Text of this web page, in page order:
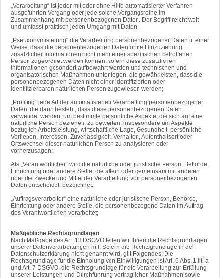
„Verarbeitung“ ist jeder mit oder ohne Hilfe automatisierter Verfahren
ausgeführten Vorgang oder jede solche Vorgangsreihe im
Zusammenhang mit personenbezogenen Daten. Der Begriff reicht weit
und umfasst praktisch jeden Umgang mit Daten.
„Pseudonymisierung“ die Verarbeitung personenbezogener Daten in einer
Weise, dass die personenbezogenen Daten ohne Hinzuziehung
zusätzlicher Informationen nicht mehr einer spezifischen betroffenen
Person zugeordnet werden können, sofern diese zusätzlichen
Informationen gesondert aufbewahrt werden und technischen und
organisatorischen Maßnahmen unterliegen, die gewährleisten, dass die
personenbezogenen Daten nicht einer identifizierten oder
identifizierbaren natürlichen Person zugewiesen werden;
„Profiling“ jede Art der automatisierten Verarbeitung personenbezogener
Daten, die darin besteht, dass diese personenbezogenen Daten
verwendet werden, um bestimmte persönliche Aspekte, die sich auf eine
natürliche Person beziehen, zu bewerten, insbesondere um Aspekte
bezüglich Arbeitsleistung, wirtschaftliche Lage, Gesundheit, persönliche
Vorlieben, Interessen, Zuverlässigkeit, Verhalten, Aufenthaltsort oder
Ortswechsel dieser natürlichen Person zu analysieren oder
vorherzusagen;
Als „Verantwortlicher“ wird die natürliche oder juristische Person, Behörde,
Einrichtung oder andere Stelle, die allein oder gemeinsam mit anderen
über die Zwecke und Mittel der Verarbeitung von personenbezogenen
Daten entscheidet, bezeichnet.
„Auftragsverarbeiter“ eine natürliche oder juristische Person, Behörde,
Einrichtung oder andere Stelle, die personenbezogene Daten im Auftrag
des Verantwortlichen verarbeitet;
Maßgebliche Rechtsgrundlagen
Nach Maßgabe des Art. 13 DSGVO teilen wir Ihnen die Rechtsgrundlagen
unserer Datenverarbeitungen mit. Sofern die Rechtsgrundlage in der
Datenschutzerklärung nicht genannt wird, gilt Folgendes: Die
Rechtsgrundlage für die Einholung von Einwilligungen ist Art. 6 Abs. 1 lit. a
und Art. 7 DSGVO, die Rechtsgrundlage für die Verarbeitung zur Erfüllung
unserer Leistungen und Durchführung vertraglicher Maßnahmen sowie